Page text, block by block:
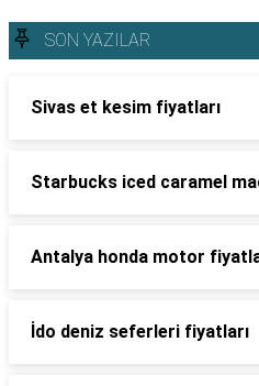
SON YAZILAR
Sivas et kesim fiyatları
Starbucks iced caramel
Antalya honda motor
İdo deniz seferleri fiyatları